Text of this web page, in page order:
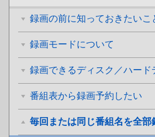
録画の前に知っておきたいこ
録画モードについて
録画できるディスク／ハード
番組表から録画予約したい
毎回または同じ番組名を全部